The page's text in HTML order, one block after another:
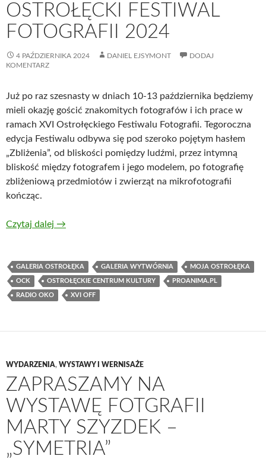
OSTROŁĘCKI FESTIWAL
FOTOGRAFII 2024
4 PAŹDZIERNIKA 2024 DANIEL EJSYMONT
DODAJ
KOMENTARZ
Już po raz szesnasty w dniach 10-13 października będziemy
mieli okazję gościć znakomitych fotografów i ich prace w
ramach XVI Ostrołęckiego Festiwalu Fotografii. Tegoroczna
edycja Festiwalu odbywa się pod szeroko pojętym hasłem
„Zbliżenia”, od bliskości pomiędzy ludźmi, przez intymną
bliskość między fotografem i jego modelem, po fotografię
zbliżeniową przedmiotów i zwierząt na mikrofotografii
kończąc.
Czytaj dalej →
GALERIA OSTROŁĘKA GALERIA WYTWÓRNIA MOJA OSTROŁĘKA
OCK OSTROŁĘCKIE CENTRUM KULTURY PROANIMA.PL
RADIO OKO XVI OFF
WYDARZENIA, WYSTAWY I WERNISAŻE
ZAPRASZAMY NA
WYSTAWĘ FOTGRAFII
MARTY SZYZDEK –
„SYMETRIA”